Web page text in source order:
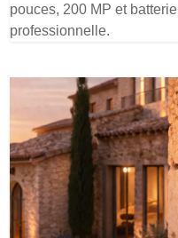
pouces, 200 MP et
professionnelle.